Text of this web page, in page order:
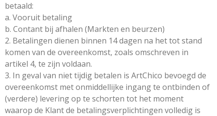
betaald:
a. Vooruit betaling
b. Contant bij afhalen (Markten en beurzen)
2. Betalingen dienen binnen 14 dagen na het tot stand
komen van de overeenkomst, zoals omschreven in
artikel 4, te zijn voldaan.
3. In geval van niet tijdig betalen is ArtChico bevoegd de
overeenkomst met onmiddellijke ingang te ontbinden of
(verdere) levering op te schorten tot het moment
waarop de Klant de betalingsverplichtingen volledig is